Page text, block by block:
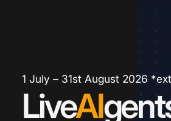
1 July – 31st August 2026
LiveAI